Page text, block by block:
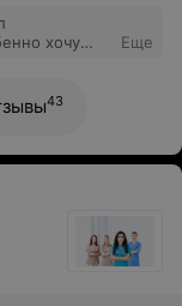
хочу
Еще
43